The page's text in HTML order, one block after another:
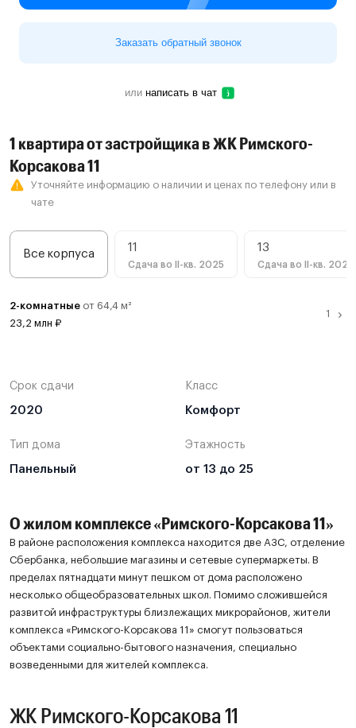
Заказать обратный звонок
или написать в чат
1 квартира от застройщика в ЖК Римского-
Корсакова 11
Уточняйте информацию о наличии и ценах по телефону или в
чате
Все корпуса
11
Сдача во II-кв. 2025
13
Сдача во II-кв. 2025
2-комнатные от 64,4 м²
23,2 млн ₽
Смотреть все предложения
Срок сдачи
2020
Класс
Комфорт
Тип дома
Панельный
Этажность
от 13 до 25
О жилом комплексе «Римского-Корсакова 11»
В районе расположения комплекса находится две АЗС, отделение
Сбербанка, небольшие магазины и сетевые супермаркеты. В
пределах пятнадцати минут пешком от дома расположено
несколько общеобразовательных школ. Помимо сложившейся
развитой инфраструктуры близлежащих микрорайонов, жители
комплекса «Римского-Корсакова 11» смогут пользоваться
объектами социально-бытового назначения, специально
возведенными для жителей комплекса.
ЖК Римского-Корсакова 11